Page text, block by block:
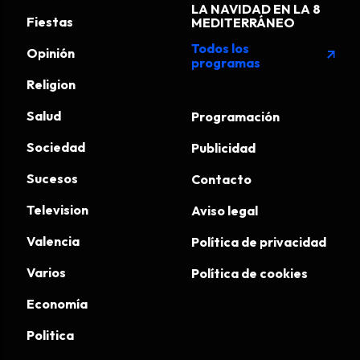
Fiestas
Opinión
Religion
Salud
Sociedad
Sucesos
Television
Valencia
Varios
Economía
Politica
LA NAVIDAD EN LA 8
MEDITERRÁNEO
Todos los
programas
arrow_outward
Programación
Publicidad
Contacto
Aviso legal
Política de privacidad
Política de cookies